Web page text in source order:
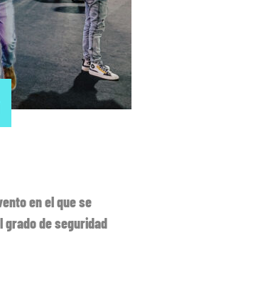
en el que se
de seguridad